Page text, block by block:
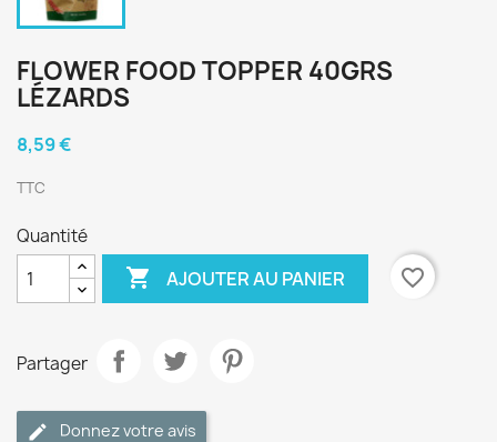
FLOWER FOOD TOPPER 40GRS
LÉZARDS
8,59 €
TTC
Quantité
 AJOUTER AU PANIER favorite_border
Partager
Donnez votre avis